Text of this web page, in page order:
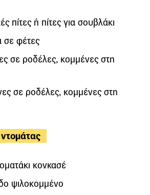
πίτες ή πίτες για σουβλάκι
σε φέτες
σε ροδέλες, κομμένες στη
σε ροδέλες, κομμένες στη
κονκασέ
ψιλοκομμένο